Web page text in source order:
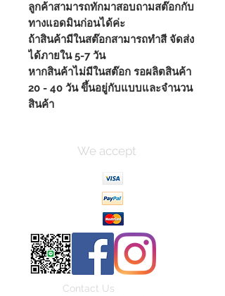
ลูกค้าสามารถทักมาสอบถามสต๊อกกับ
ทางแอดมินก่อนได้ค่ะ
ถ้าสินค้ามีในสต๊อกสามารถทำสี จัดส่ง
ได้ภายใน 5-7 วัน
หากสินค้าไม่มีในสต๊อก รอผลิตสินค้า
20 - 40 วัน ขึ้นอยู่กับแบบและจำนวน
สินค้า
We accept
Contact Us